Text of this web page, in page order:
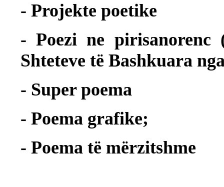
- Projekte poetike
- Poezi ne
Shteteve të Bashkuara
- Super poema
- Poema grafike;
- Poema të mërzitshme